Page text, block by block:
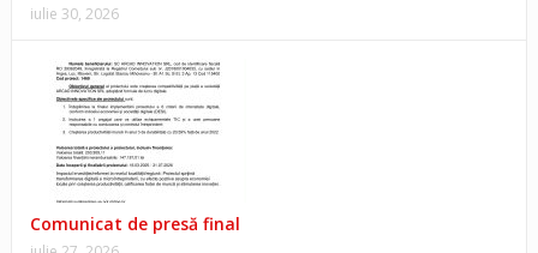
iulie 30, 2026
Comunicat de presă final